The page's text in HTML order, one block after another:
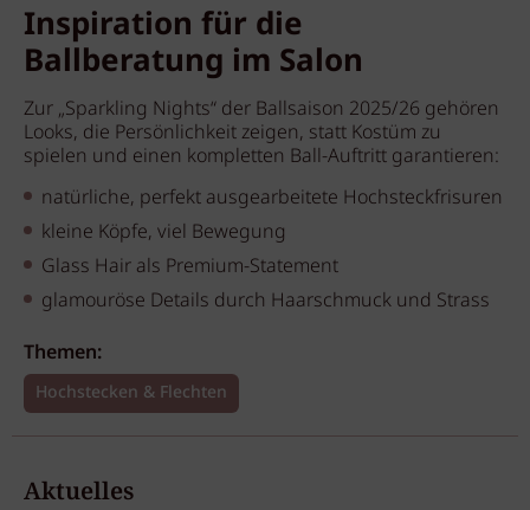
Inspiration für die
Ballberatung im Salon
Zur „Sparkling Nights“ der Ballsaison 2025/26 gehören
Looks, die Persönlichkeit zeigen, statt Kostüm zu
spielen und einen kompletten Ball-Auftritt garantieren:
natürliche, perfekt ausgearbeitete Hochsteckfrisuren
kleine Köpfe, viel Bewegung
Glass Hair als Premium-Statement
glamouröse Details durch Haarschmuck und Strass
Themen:
Hochstecken & Flechten
Aktuelles